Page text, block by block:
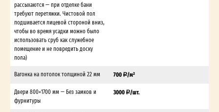
рассыхаются — при отделке бани
требуют перетяжки. Чистовой пол
подшивается лицевой стороной вниз,
чтобы во время усадки можно было
использовать сруб как служебное
помещение и не повредить доску
пола)
Вагонка на потолок толщиной 22 мм 700 /м²
Двери 800×1700 мм — Без замков и
фурнитуры
3000 /шт.